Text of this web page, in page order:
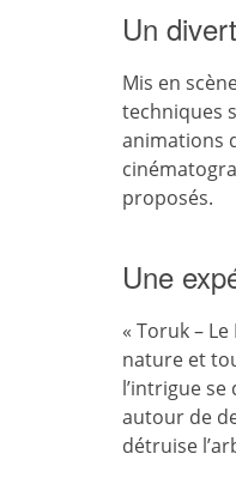
Un
Mis en
techniques
animations
proposés.
Une
« Toruk –
nature et
l’intrigue
autour de
détruise